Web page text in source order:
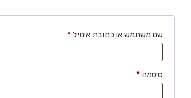
שם משתמש או כתובת אימייל*
סיסמה*